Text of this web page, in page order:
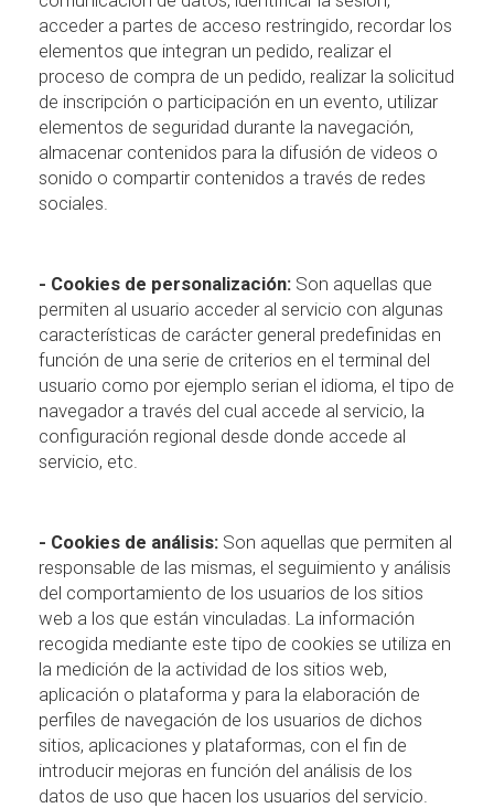
acceder a partes de acceso restringido, recordar los
elementos que integran un pedido, realizar el
proceso de compra de un pedido, realizar la solicitud
de inscripción o participación en un evento, utilizar
elementos de seguridad durante la navegación,
almacenar contenidos para la difusión de videos o
sonido o compartir contenidos a través de redes
sociales.
- Cookies de personalización: Son aquellas que
permiten al usuario acceder al servicio con algunas
características de carácter general predefinidas en
función de una serie de criterios en el terminal del
usuario como por ejemplo serian el idioma, el tipo de
navegador a través del cual accede al servicio, la
configuración regional desde donde accede al
servicio, etc.
- Cookies de análisis: Son aquellas que permiten al
responsable de las mismas, el seguimiento y análisis
del comportamiento de los usuarios de los sitios
web a los que están vinculadas. La información
recogida mediante este tipo de cookies se utiliza en
la medición de la actividad de los sitios web,
aplicación o plataforma y para la elaboración de
perfiles de navegación de los usuarios de dichos
sitios, aplicaciones y plataformas, con el fin de
introducir mejoras en función del análisis de los
datos de uso que hacen los usuarios del servicio.